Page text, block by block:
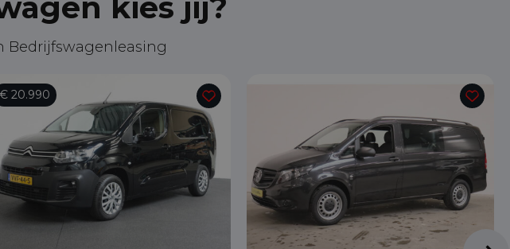
Bedrijfswagenleasing
€ 20.990